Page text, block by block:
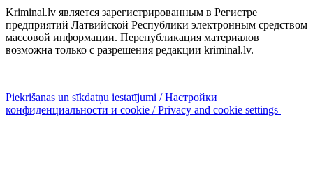
Kriminal.lv является зарегистрированным в Регистре
предприятий Латвийской Республики электронным средством
массовой информации. Перепубликация материалов
возможна только с разрешения редакции kriminal.lv.
Piekrišanas un sīkdatņu iestatījumi / Настройки
конфиденциальности и cookie / Privacy and cookie settings